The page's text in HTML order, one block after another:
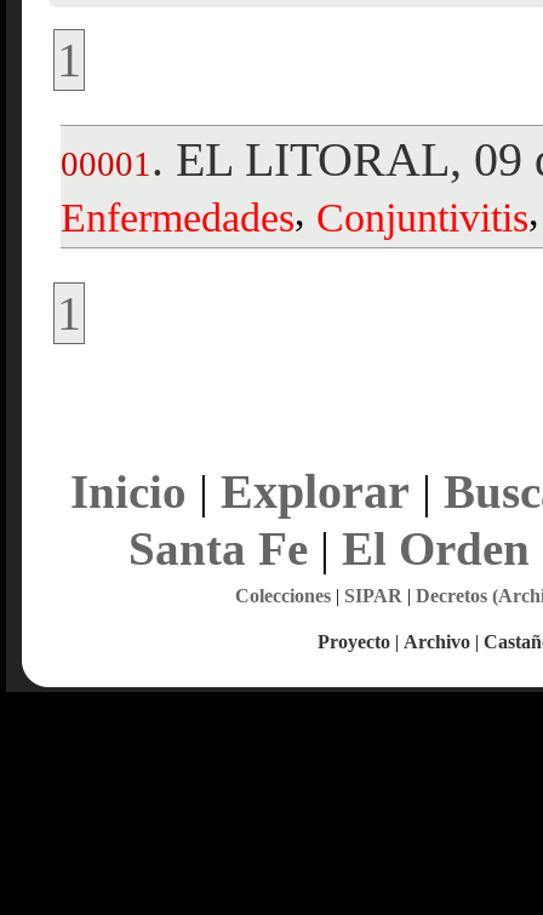
1
00001 . EL LITORAL, 09
Enfermedades, Conjuntivitis,
1
Inicio | Explorar |
Santa Fe| El Orden
Colecciones| SIPAR | Decretos
Proyecto | Archivo |